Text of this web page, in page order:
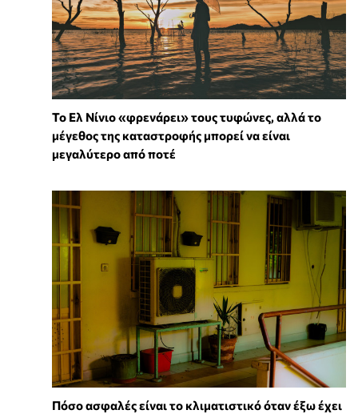
Το Ελ Νίνιο «φρενάρει» τους τυφώνες, αλλά το
μέγεθος της καταστροφής μπορεί να είναι
μεγαλύτερο από ποτέ
Πόσο ασφαλές είναι το κλιματιστικό όταν έξω έχει